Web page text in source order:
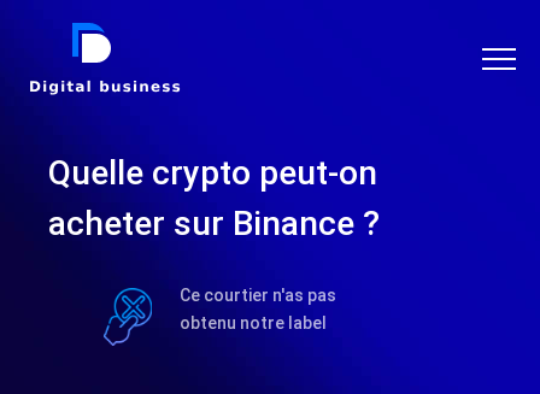
DIGITAL BUSINESS
Quelle crypto peut-on
acheter sur Binance ?
Ce courtier n'as pas
obtenu notre label